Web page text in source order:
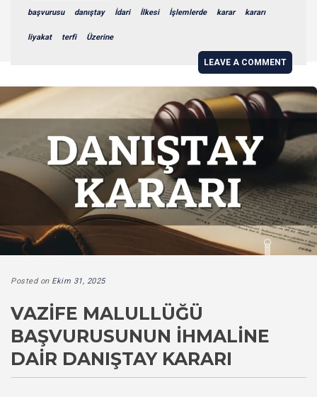
başvurusu danıştay İdari İlkesi İşlemlerde karar kararı
liyakat terfi Üzerine
LEAVE A COMMENT
Posted on Ekim 31, 2025
VAZIFE MALULLÜĞÜ
BAŞVURUSUNUN İHMALINE
DAIR DANIŞTAY KARARI